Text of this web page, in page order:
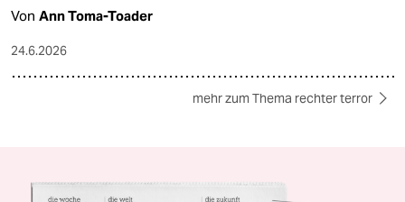
Von Ann Toma-Toader
24.6.2026
mehr zum Thema rechter terror